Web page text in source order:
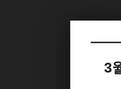
3
스케치북5